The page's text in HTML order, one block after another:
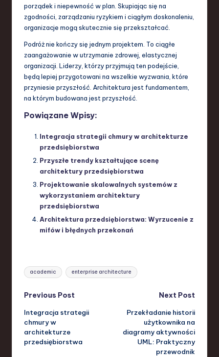
porządek i niepewność w plan. Skupiając się na
zgodności, zarządzaniu ryzykiem i ciągłym doskonaleniu,
organizacje mogą skutecznie się przekształcać.
Podróż nie kończy się jednym projektem. To ciągłe
zaangażowanie w utrzymanie zdrowej, elastycznej
organizacji. Liderzy, którzy przyjmują ten podejście,
będą lepiej przygotowani na wszelkie wyzwania, które
przyniesie przyszłość. Architektura jest fundamentem,
na którym budowana jest przyszłość.
Powiązane Wpisy:
Integracja strategii chmury w architekturze
przedsiębiorstwa
Przyszłe trendy kształtujące scenę
architektury przedsiębiorstwa
Projektowanie skalowalnych systemów z
wykorzystaniem architektury
przedsiębiorstwa
Architektura przedsiębiorstwa: Wyrzucenie z
mifów i błędnych przekonań
Tags:
academic enterprise architecture
Post
navigation
Previous Post
Integracja strategii
chmury w
architekturze
przedsiębiorstwa
Next Post
Przekładanie historii
użytkownika na
diagramy aktywności
UML: Praktyczny
przewodnik